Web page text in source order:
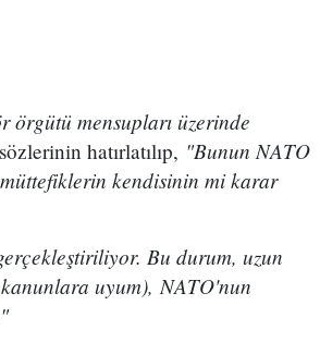
örgütü mensupları üzerinde
hatırlatılıp, "Bunun NATO
kendisinin mi karar
Bu durum, uzun
kanunlara uyum), NATO'nun